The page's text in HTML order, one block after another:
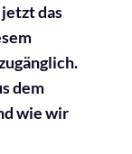
das
dem
wie wir